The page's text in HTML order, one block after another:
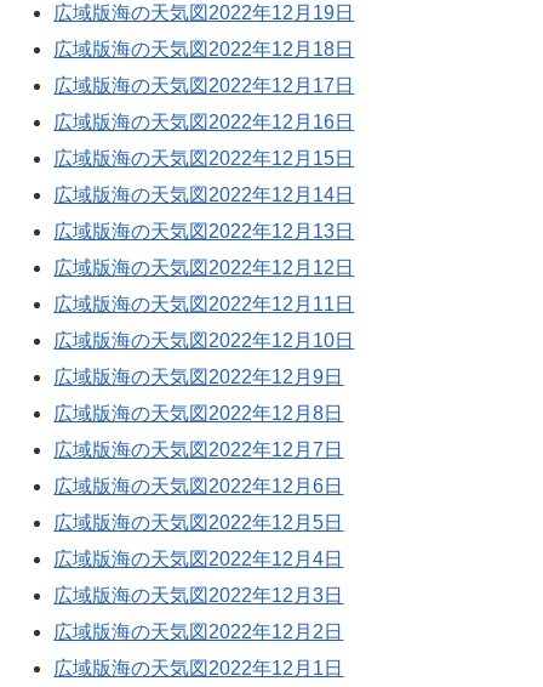
広域版海の天気図2022年12月19日
広域版海の天気図2022年12月18日
広域版海の天気図2022年12月17日
広域版海の天気図2022年12月16日
広域版海の天気図2022年12月15日
広域版海の天気図2022年12月14日
広域版海の天気図2022年12月13日
広域版海の天気図2022年12月12日
広域版海の天気図2022年12月11日
広域版海の天気図2022年12月10日
広域版海の天気図2022年12月9日
広域版海の天気図2022年12月8日
広域版海の天気図2022年12月7日
広域版海の天気図2022年12月6日
広域版海の天気図2022年12月5日
広域版海の天気図2022年12月4日
広域版海の天気図2022年12月3日
広域版海の天気図2022年12月2日
広域版海の天気図2022年12月1日